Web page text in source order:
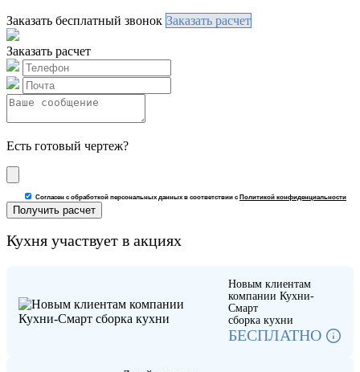
Заказать бесплатный звонок Заказать расчет
Заказать расчет
Есть готовый чертеж?
Согласен с обработкой персональных данных в соответствии с Политикой конфиденциальности
Кухня участвует в акциях
Новым клиентам
компании Кухни-
Смарт
сборка кухни
БЕСПЛАТНО